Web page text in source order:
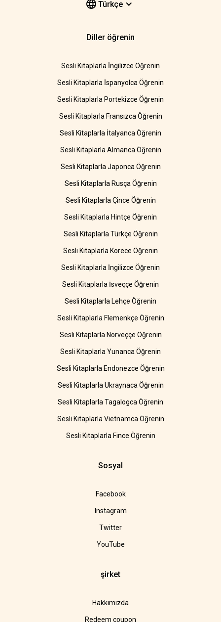
Türkçe
Diller öğrenin
Sesli Kitaplarla İngilizce Öğrenin
Sesli Kitaplarla İspanyolca Öğrenin
Sesli Kitaplarla Portekizce Öğrenin
Sesli Kitaplarla Fransızca Öğrenin
Sesli Kitaplarla İtalyanca Öğrenin
Sesli Kitaplarla Almanca Öğrenin
Sesli Kitaplarla Japonca Öğrenin
Sesli Kitaplarla Rusça Öğrenin
Sesli Kitaplarla Çince Öğrenin
Sesli Kitaplarla Hintçe Öğrenin
Sesli Kitaplarla Türkçe Öğrenin
Sesli Kitaplarla Korece Öğrenin
Sesli Kitaplarla İngilizce Öğrenin
Sesli Kitaplarla İsveççe Öğrenin
Sesli Kitaplarla Lehçe Öğrenin
Sesli Kitaplarla Flemenkçe Öğrenin
Sesli Kitaplarla Norveççe Öğrenin
Sesli Kitaplarla Yunanca Öğrenin
Sesli Kitaplarla Endonezce Öğrenin
Sesli Kitaplarla Ukraynaca Öğrenin
Sesli Kitaplarla Tagalogca Öğrenin
Sesli Kitaplarla Vietnamca Öğrenin
Sesli Kitaplarla Fince Öğrenin
Sosyal
Facebook
Instagram
Twitter
YouTube
şirket
Hakkımızda
Redeem coupon